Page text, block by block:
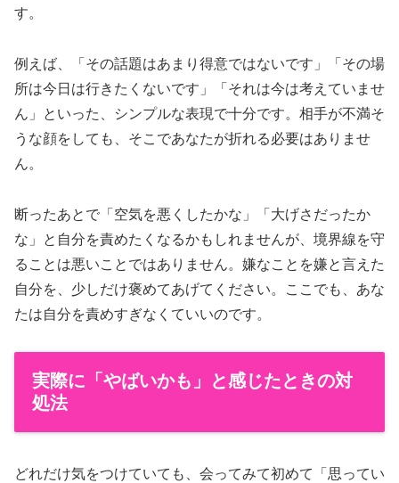
す。
例えば、「その話題はあまり得意ではないです」「その場
所は今日は行きたくないです」「それは今は考えていませ
ん」といった、シンプルな表現で十分です。相手が不満そ
うな顔をしても、そこであなたが折れる必要はありませ
ん。
断ったあとで「空気を悪くしたかな」「大げさだったか
な」と自分を責めたくなるかもしれませんが、境界線を守
ることは悪いことではありません。嫌なことを嫌と言えた
自分を、少しだけ褒めてあげてください。ここでも、あな
たは自分を責めすぎなくていいのです。
実際に「やばいかも」と感じたときの対
処法
どれだけ気をつけていても、会ってみて初めて「思ってい